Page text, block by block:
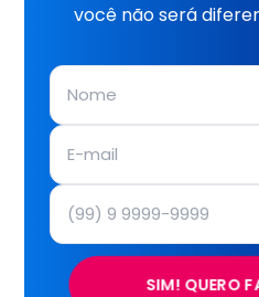
você não será
SIM! QUERO